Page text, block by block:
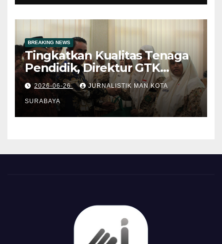
BREAKING NEWS
Tingkatkan Kualitas Tenaga
Pendidik, Direktur GTK
Madrasah Kemenag RI
Berikan Pembinaan di MAN
Kota Surabaya
2026-06-26 JURNALISTIK MAN KOTA
SURABAYA